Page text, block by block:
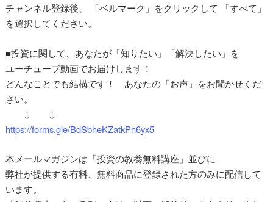
チャンネル登録後、 「ベルマーク」をクリックして 「すべて」
を選択してください。
■投資に関して、あなたが「知りたい」「解決したい」を
ユーチューブ動画でお届けします！
どんなことでも結構です！ あなたの「お声」をお聞かせくだ
さい。
↓ ↓
https://forms.gle/BdSbheKZatkPn6yx5
本メールマガジンは「投資の教養無料講座」並びに
弊社が提供する有料、無料商品に登録された方のみに配信して
います。